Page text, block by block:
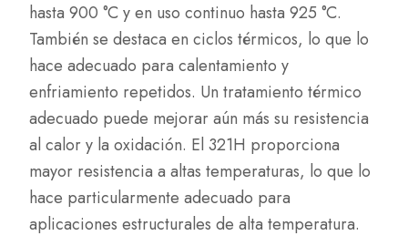
hasta 900 °C y en uso continuo hasta 925 °C.
También se destaca en ciclos térmicos, lo que lo
hace adecuado para calentamiento y
enfriamiento repetidos. Un tratamiento térmico
adecuado puede mejorar aún más su resistencia
al calor y la oxidación. El 321H proporciona
mayor resistencia a altas temperaturas, lo que lo
hace particularmente adecuado para
aplicaciones estructurales de alta temperatura.